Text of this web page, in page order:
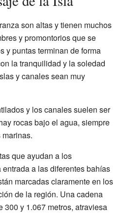
son altas y tienen muchos
y promontorios que se
y puntas terminan de forma
la tranquilidad y la soledad
y canales sean muy
y los canales suelen ser
rocas bajo el agua, siempre
que ayudan a los
a las diferentes bahías
marcadas claramente en los
de la región. Una cadena
300 y 1.067 metros, atraviesa